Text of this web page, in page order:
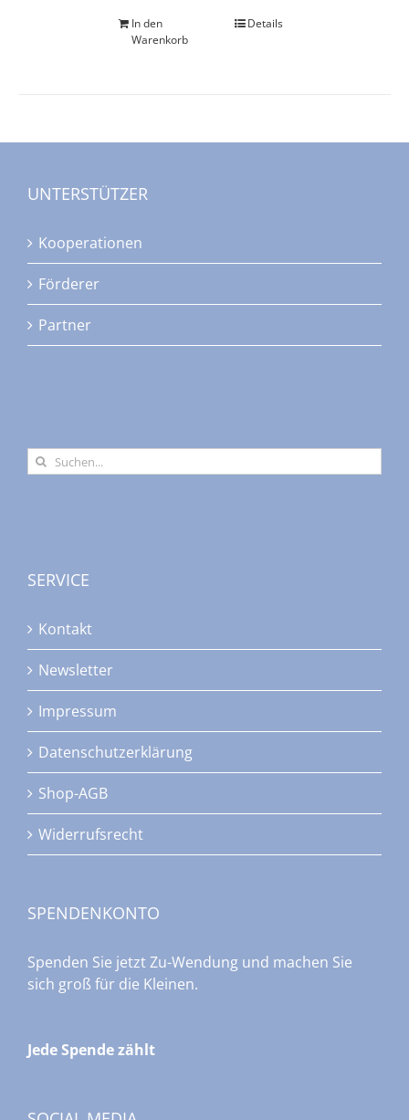
In den
Warenkorb
Details
UNTERSTÜTZER
Kooperationen
Förderer
Partner
Suche
nach:
SERVICE
Kontakt
Newsletter
Impressum
Datenschutzerklärung
Shop-AGB
Widerrufsrecht
SPENDENKONTO
Spenden Sie jetzt Zu-Wendung und machen Sie
sich groß für die Kleinen.
Jede Spende zählt